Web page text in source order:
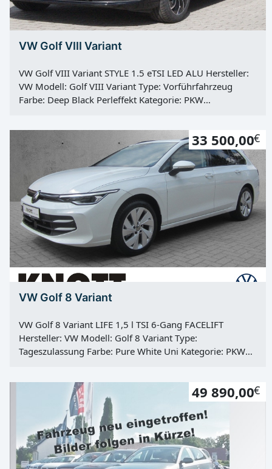
VW Golf VIII Variant
VW Golf VIII Variant STYLE 1.5 eTSI LED ALU Hersteller:
VW Modell: Golf VIII Variant Type: Vorführfahrzeug
Farbe: Deep Black Perleffekt Kategorie: PKW
1498 ccm Leistung: 96 KW / 131 PS Getriebe: manuell
Antrieb: Frontantrieb Hu: 01.03.2027 Vorbesitzer: 1
33 500,00€
VW Golf 8 Variant
VW Golf 8 Variant LIFE 1,5 l TSI 6-Gang FACELIFT
Hersteller: VW Modell: Golf 8 Variant Type:
Tageszulassung Farbe: Pure White Uni Kategorie: PKW
Leistung: 85 KW / 116 PS Getriebe: manuell Antrieb:
Frontantrieb Hu: 01.06.2028 Vorbesitzer: 1
49 890,00€